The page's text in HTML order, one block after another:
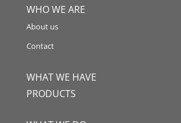
WHO WE ARE
About us
Contact
WHAT WE HAVE
PRODUCTS